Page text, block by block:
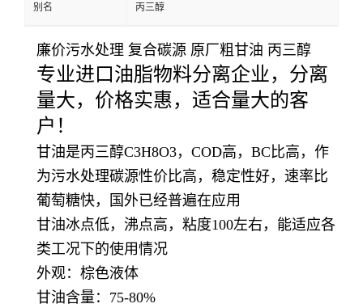
别名 丙三醇
廉价污水处理 复合碳源 原厂粗甘油 丙三醇
专业进口油脂物料分离企业，分离
量大，价格实惠，适合量大的客
户！
甘油是丙三醇C3H8O3，COD高，BC比高，作
为污水处理碳源性价比高，稳定性好，速率比
葡萄糖快，国外已经普遍在应用
甘油冰点低，沸点高，粘度100左右，能适应各
类工况下的使用情况
外观：棕色液体
甘油含量：75-80%